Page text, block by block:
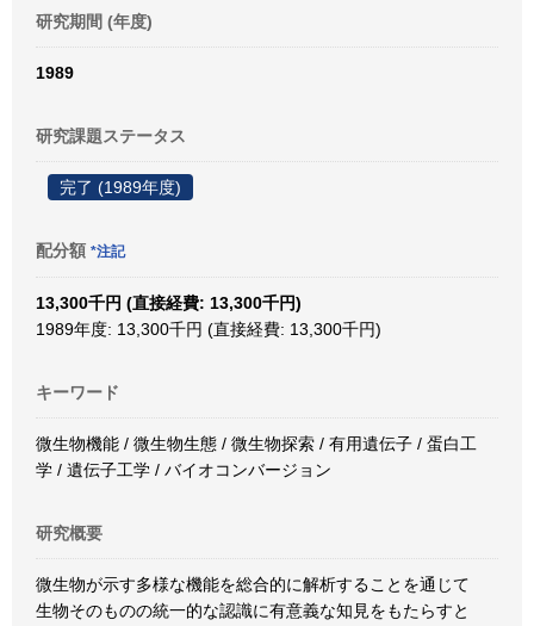
研究期間 (年度)
1989
研究課題ステータス
完了 (1989年度)
配分額 *注記
13,300千円 (直接経費: 13,300千円)
1989年度: 13,300千円 (直接経費: 13,300千円)
キーワード
微生物機能 / 微生物生態 / 微生物探索 / 有用遺伝子 / 蛋白工
学 / 遺伝子工学 / バイオコンバージョン
研究概要
微生物が示す多様な機能を総合的に解析することを通じて
生物そのものの統一的な認識に有意義な知見をもたらすと